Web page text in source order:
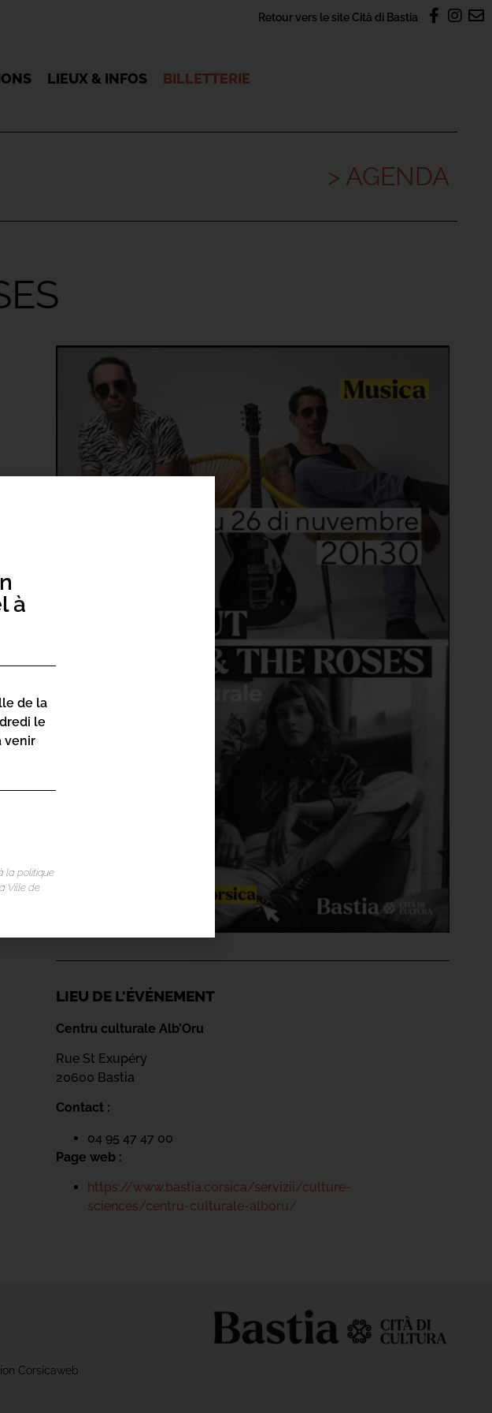
la conformité avec les réglementations. Personnalisez vos préférences pour
Retour vers le site Cità di Bastia
LIEUX & INFOS BILLETTERIE
> AGENDA
LIEU DE L'ÉVÉNEMENT
Centru culturale Alb’Oru
Rue St Exupéry
20600 Bastia
Contact :
04 95 47 47 00
Page web :
https://www.bastia.corsica/servizii/culture-
sciences/centru-culturale-alboru/
Corsicaweb
à
de la
le
venir
la politique
Ville de